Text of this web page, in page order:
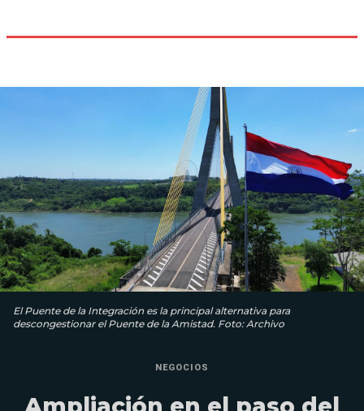
El Puente de la Integración es la principal alternativa para
descongestionar el Puente de la Amistad. Foto: Archivo
NEGOCIOS